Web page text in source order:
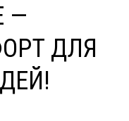
—
ДЛЯ